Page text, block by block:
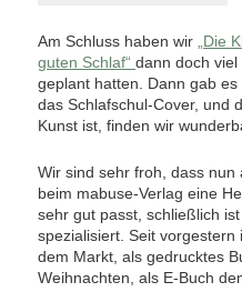
Am Schluss haben wir„Die
guten Schlaf“dann doch
geplant hatten. Dann gab
das Schlafschul-Cover, und
Kunst ist, finden wir
Wir sind sehr froh, dass
beim mabuse-Verlag eine
sehr gut passt, schließlich
spezialisiert. Seit
dem Markt, als gedrucktes
Weihnachten, als E-Buch